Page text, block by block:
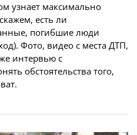
узнает максимально
есть ли
погибшие люди
Фото, видео с места ДТП,
интервью с
обстоятельства того,